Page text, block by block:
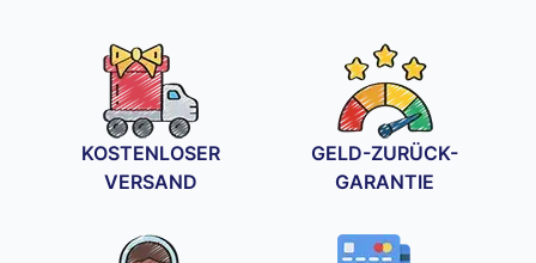
KOSTENLOSER
VERSAND
GELD-ZURÜCK-
GARANTIE